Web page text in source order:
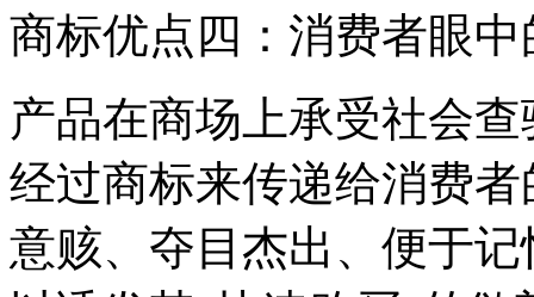
商标优点四：消费者眼
产品在商场上承受社会
经过商标来传递给消费
意赅、夺目杰出、便于